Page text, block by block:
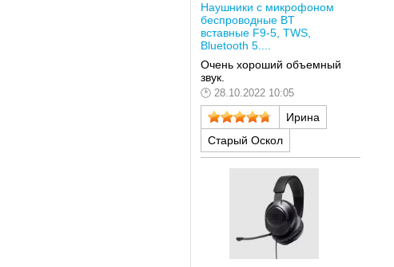
Наушники с микрофоном
беспроводные BT
вставные F9-5, TWS,
Bluetooth 5....
Очень хороший объемный
звук.
28.10.2022 10:05
Ирина
Старый Оскол